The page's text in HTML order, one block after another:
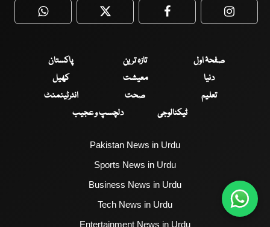
WhatsApp Twitter Facebook
صفحۂ اول تازہ ترین
پاکستان
دنیا
معیشت
کھیل
تعلیم
صحت
انٹرٹینمنٹ
ٹیکنالوجی
دلچسپ و عجیب
Pakistan News in Urdu
Sports News in Urdu
Business News in Urdu
Tech News in Urdu
Entertainment News in Urdu